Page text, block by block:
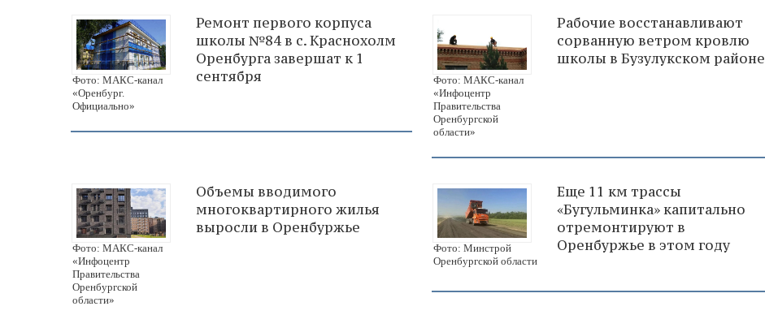
Фото: МАКС-канал
«Оренбург.
Официально»
Ремонт первого корпуса
школы №84 в с. Краснохолм
Оренбурга завершат к 1
сентября
Фото: МАКС-канал
«Инфоцентр
Правительства
Оренбургской
области»
Рабочие восстанавливают
сорванную ветром кровлю
школы в Бузулукском районе
Фото: МАКС-канал
«Инфоцентр
Правительства
Оренбургской
области»
Объемы вводимого
многоквартирного жилья
выросли в Оренбуржье
Фото: Минстрой
Оренбургской области
Еще 11 км трассы
«Бугульминка» капитально
отремонтируют в
Оренбуржье в этом году